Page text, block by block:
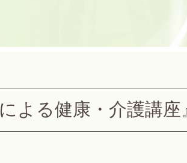
よる健康・介護講